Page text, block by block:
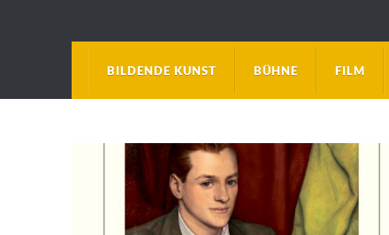
BILDENDE KUNST BÜHNE FILM